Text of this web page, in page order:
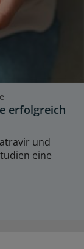
erfolgreich
und
eine